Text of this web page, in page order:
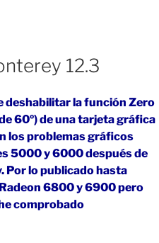
12.3
deshabilitar la función Zero
60º) de una tarjeta gráfica
los problemas gráficos
5000 y 6000 después de
Por lo publicado hasta
6800 y 6900 pero
comprobado